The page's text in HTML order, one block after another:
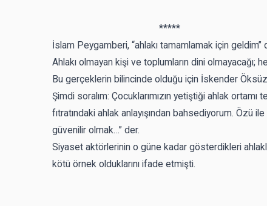
*****
İslam Peygamberi, “ahlakı tamamlamak için geldim”
Ahlakı olmayan kişi ve toplumların dini olmayacağı;
Bu gerçeklerin bilincinde olduğu için İskender Öksüz
Şimdi soralım: Çocuklarımızın yetiştiği ahlak ortamı
fıtratındaki ahlak anlayışından bahsediyorum.
güvenilir olmak…” der.
Siyaset aktörlerinin o güne kadar gösterdikleri
kötü örnek olduklarını ifade etmişti.